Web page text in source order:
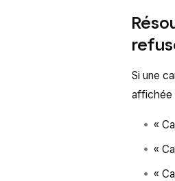
Si une
affichée
«
«
«